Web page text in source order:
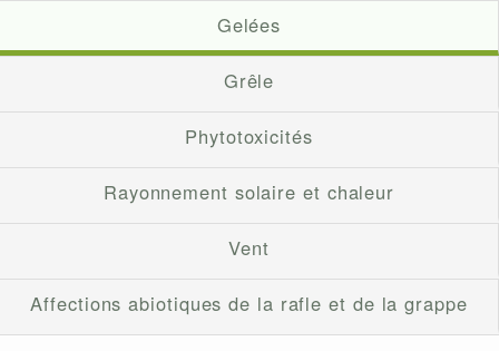
Gelées
Grêle
Phytotoxicités
Rayonnement solaire et chaleur
Vent
Affections abiotiques de la rafle et de la grappe